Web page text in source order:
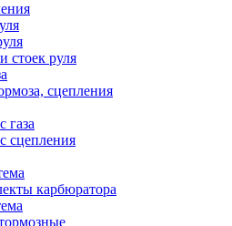
стоек руля
сцепления
газа
сцепления
карбюратора